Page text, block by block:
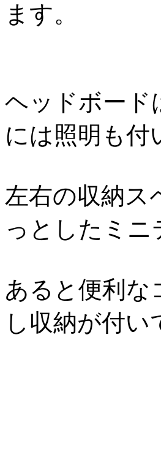
ます。
ヘッドボード
には照明も付
左右の収納ス
っとしたミ
あると便利な
し収納が付い